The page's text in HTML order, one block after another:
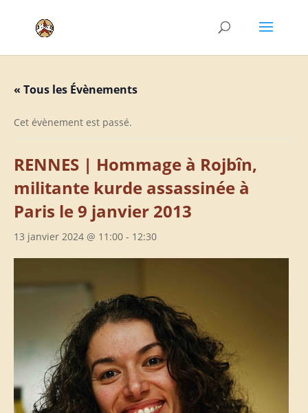
« Tous les Évènements
Cet évènement est passé.
RENNES | Hommage à Rojbîn,
militante kurde assassinée à
Paris le 9 janvier 2013
13 janvier 2024 @ 11:00 - 12:30